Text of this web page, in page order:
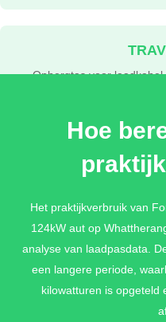
Opbergtas voor
voorstoelen +
DRIVER
Hoe
Het praktijkverbruik van
124kW aut op
analyse van laadpasdata.
een langere periode,
kilowatturen is opgeteld